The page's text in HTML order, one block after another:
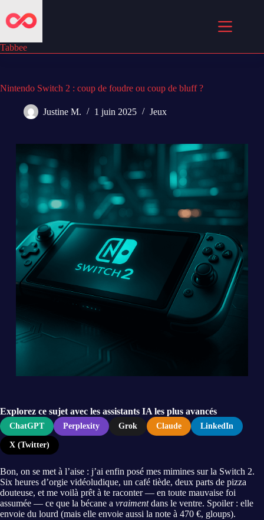
au
contenu
Tabbee
Nintendo Switch 2 : coup de foudre ou coup de bluff ?
Justine M. 1 juin 2025 Jeux
Explorez ce sujet avec les assistants IA les plus avancés
ChatGPT Perplexity Grok Claude LinkedIn
X (Twitter)
Bon, on se met à l’aise : j’ai enfin posé mes mimines sur la Switch 2.
Six heures d’orgie vidéoludique, un café tiède, deux parts de pizza
douteuse, et me voilà prêt à te raconter — en toute mauvaise foi
assumée — ce que la bécane a vraimentdans le ventre. Spoiler : elle
envoie du lourd (mais elle envoie aussi la note à 470 €, gloups).